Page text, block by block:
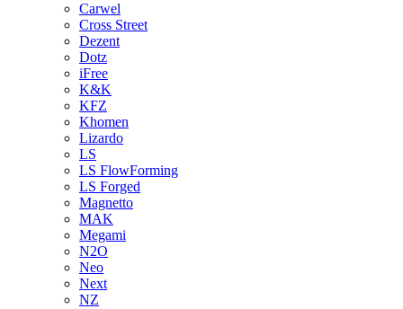
Carwel
Cross Street
Dezent
Dotz
iFree
K&K
KFZ
Khomen
Lizardo
LS
LS FlowForming
LS Forged
Magnetto
MAK
Megami
N2O
Neo
Next
NZ